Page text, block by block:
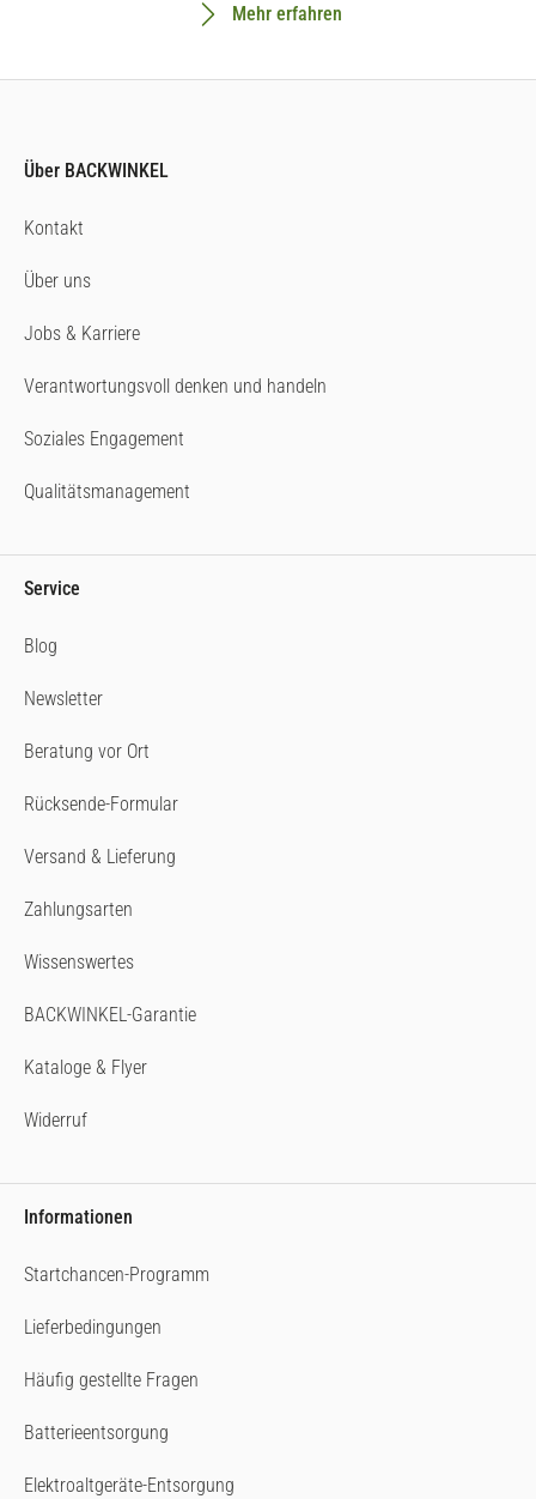
Mehr erfahren
Über BACKWINKEL
Kontakt
Über uns
Jobs & Karriere
Verantwortungsvoll denken und handeln
Soziales Engagement
Qualitätsmanagement
Service
Blog
Newsletter
Beratung vor Ort
Rücksende-Formular
Versand & Lieferung
Zahlungsarten
Wissenswertes
BACKWINKEL-Garantie
Kataloge & Flyer
Widerruf
Informationen
Startchancen-Programm
Lieferbedingungen
Häufig gestellte Fragen
Batterieentsorgung
Elektroaltgeräte-Entsorgung